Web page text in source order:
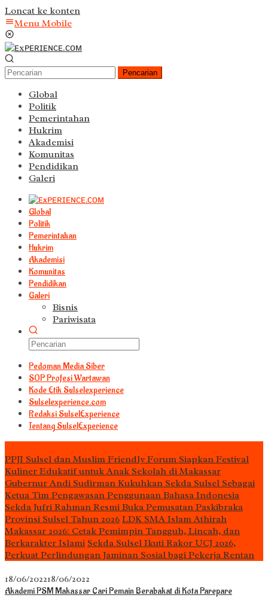
Loncat ke konten
Menu Mobile
Pencarian
Global
Politik
Pemerintahan
Hukrim
Akademisi
Komunitas
Pendidikan
Galeri
Global
Politik
Pemerintahan
Hukrim
Akademisi
Komunitas
Pendidikan
Galeri
Bisnis
Pariwisata
Pedoman Media Siber
S0P Profesi Wartawan
Kode Etik Sulselexperience
Sulselexperience.com
Redaksi SulselExperience
Tentang SulselExperience
PPJI Sulsel dan Muslim Friendly Forum Siapkan Festival
Kuliner Edukatif untuk Anak Sekolah di Makassar
Gubernur Andi Sudirman Kukuhkan Sekda Sulsel Sebagai
Ketua Tim Pengawasan Penggunaan Bahasa Indonesia
Sekda Jufri Rahman Resmi Buka Pemusatan Paskibraka
Provinsi Sulsel Tahun 2026 LDK SMA Islam Athirah
Makassar 2026: Cetak Pemimpin Tangguh, Lincah, dan
Berkarakter Islami Sekda Sulsel Ikuti Rakor UCJ 2026,
Perkuat Perlindungan Jaminan Sosial bagi Pekerja Rentan
18/06/202218/06/2022
Akademi PSM Makassar Cari Pemain Berabakat di Kota Parepare